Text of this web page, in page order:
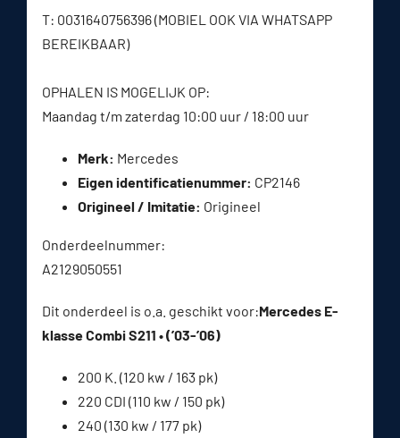
T: 0031640756396 (MOBIEL OOK VIA WHATSAPP
BEREIKBAAR)
OPHALEN IS MOGELIJK OP:
Maandag t/m zaterdag 10:00 uur / 18:00 uur
Merk: Mercedes
Eigen identificatienummer: CP2146
Origineel / Imitatie: Origineel
Onderdeelnummer:
A2129050551
Dit onderdeel is o.a. geschikt voor:Mercedes E-
klasse Combi S211 • (’03-’06)
200 K. (120 kw / 163 pk)
220 CDI (110 kw / 150 pk)
240 (130 kw / 177 pk)